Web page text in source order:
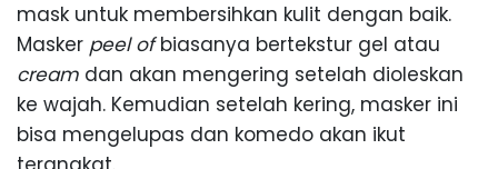
mask untuk membersihkan kulit dengan baik.
Masker peel ofbiasanya bertekstur gel atau
cream dan akan mengering setelah dioleskan
ke wajah. Kemudian setelah kering, masker ini
bisa mengelupas dan komedo akan ikut